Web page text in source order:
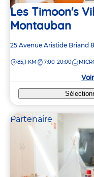
Les Timoon's
Montauban
Adresse
la
25 Avenue Aristide Briand
DISTANCE
85,1 KM 7:00-20:00
Partenaire